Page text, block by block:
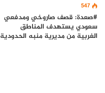
547
#صعدة: قصف صاروخي ومدفعي
سعودي يستهدف المناطق
الغربية من مديرية منبه الحدودية